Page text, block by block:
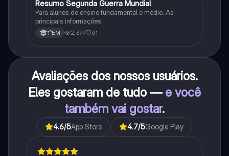
História
Resumo Segunda Guerra Mundial
Para alunos do ensino fundamental e médio. As
principais informações.
1°EM 2,377 61
Avaliações dos nossos usuários.
Eles gostaram de tudo — e você
também vai gostar.
4.6/5App Store 4.7/5Google Play